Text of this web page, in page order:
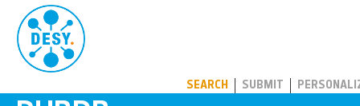
SEARCH SUBMIT